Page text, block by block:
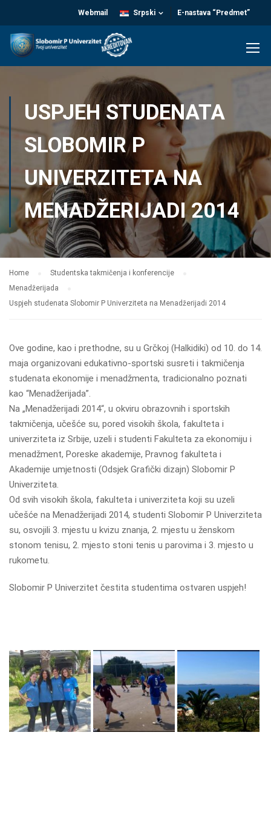
E-nastava “Predmet”
Srpski
Webmail
USPJEH STUDENATA
SLOBOMIR P
UNIVERZITETA NA
MENADŽERIJADI 2014
Home
Studentska takmičenja i konferencije
Menadžerijada
Uspjeh studenata Slobomir P Univerziteta na Menadžerijadi 2014
Ove godine, kao i prethodne, su u Grčkoj (Halkidiki) od 10. do 14.
maja organizovani edukativno-sportski susreti i takmičenja
studenata ekonomije i menadžmenta, tradicionalno poznati
kao “Menadžerijada”.
Na „Menadžerijadi 2014“, u okviru obrazovnih i sportskih
takmičenja, učešće su, pored visokih škola, fakulteta i
univerziteta iz Srbije, uzeli i studenti Fakulteta za ekonomiju i
menadžment, Poreske akademije, Pravnog fakulteta i
Akademije umjetnosti (Odsjek Grafički dizajn) Slobomir P
Univerziteta.
Od svih visokih škola, fakulteta i univerziteta koji su uzeli
učešće na Menadžerijadi 2014, studenti Slobomir P Univerziteta
su, osvojili 3. mjestu u kvizu znanja, 2. mjestu u ženskom
stonom tenisu, 2. mjesto stoni tenis u parovima i 3. mjesto u
rukometu.
Slobomir P Univerzitet čestita studentima ostvaren uspjeh!